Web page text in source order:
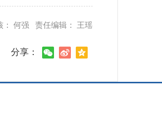
： 何强 责任编辑： 王瑶
分享：